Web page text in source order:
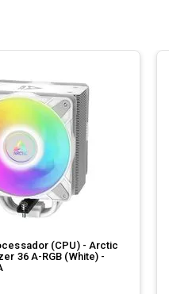
(CPU) - Arctic
36 A-RGB (White) -